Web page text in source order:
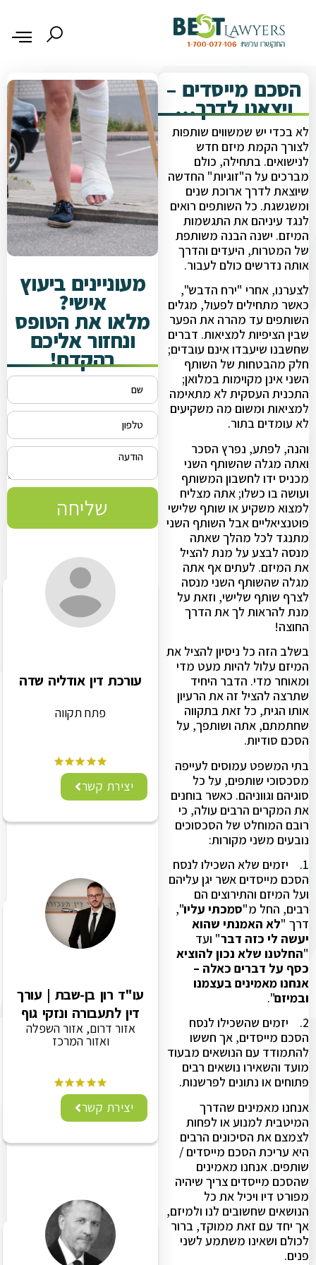
הסכם מייסדים –
ויצאנו לדרך…
לא בכדי יש שמשווים שותפות
לצורך הקמת מיזם חדש
לנישואים. בתחילה, כולם
מברכים על ה"זוגיות" החדשה
שיוצאת לדרך ארוכת שנים
ומשגשגת. כל השותפים רואים
לנגד עיניהם את התגשמות
המיזם. ישנה הבנה משותפת
של המטרות, היעדים והדרך
אותה נדרשים כולם לעבור.
לצערנו, אחרי "ירח הדבש",
כאשר מתחילים לפעול, מגלים
השותפים עד מהרה את הפער
שבין הציפיות למציאות. דברים
שחשבנו שיעבדו אינם עובדים;
חלק מהבטחות של השותף
השני אינן מקוימות במלואן;
התכנית העסקית לא מתאימה
למציאות ומשום מה משקיעים
לא עומדים בתור.
והנה, לפתע, נפרץ הסכר
ואתה מגלה שהשותף השני
מכניס ידו לחשבון המשותף
ועושה בו כשלו; אתה מצליח
למצוא משקיע או שותף שלישי
פוטנציאליים אבל השותף השני
מתנגד לכל מהלך שאתה
מנסה לבצע על מנת להציל
את המיזם. לעתים אף אתה
מגלה שהשותף השני מנסה
לצרף שותף שלישי, וזאת על
מנת להראות לך את הדרך
החוצה!
בשלב הזה כל ניסיון להציל את
המיזם עלול להיות מעט מדי
ומאוחר מדי. הדבר היחיד
שתרצה להציל זה את הרעיון
אותו הגית, כל זאת בתקווה
שחתמתם, אתה ושותפך, על
הסכם סודיות.
בתי המשפט עמוסים לעייפה
מסכסוכי שותפים, על כל
סוגיהם וגווניהם. כאשר בוחנים
את המקרים הרבים עולה, כי
רובם המוחלט של הסכסוכים
נובעים משני מקורות:
1. יזמים שלא השכילו לנסח
הסכם מייסדים אשר יגן עליהם
ועל המיזם והתירוצים הם
רבים, החל מ"סמכתי עליו",
דרך " לא האמנתי שהוא
יעשה לי כזה דבר" ועד
החלטנו שלא נכון להוציא
כסף על דברים כאלה –
אנחנו מאמינים בעצמנו
ובמיזם".
2. יזמים שהשכילו לנסח
הסכם מייסדים, אך חששו
להתמודד עם הנושאים מבעוד
מועד והשאירו נושאים רבים
פתוחים או נתונים לפרשנות.
אנחנו מאמינים שהדרך
המיטבית למנוע או לפחות
לצמצם את הסיכונים הרבים
היא עריכת הסכם מייסדים /
שותפים. אנחנו מאמינים
שהסכם מייסדים צריך שיהיה
מפורט דיו ויכיל את כל
הנושאים שחשובים לנו ולמיזם,
אך יחד עם זאת ממוקד, ברור
לכולם ושאינו משתמע לשני
פנים.
מעוניינים ביעוץ
אישי?
מלאו את הטופס
ונחזור אליכם
בהקדם!
שליחה
עורכת דין אודליה שדה
פתח תקווה
יצירת קשר
עו"ד רון בן-שבת | עורך
דין לתעבורה ונזקי גוף
אזור דרום, אזור השפלה
ואזור המרכז
יצירת קשר